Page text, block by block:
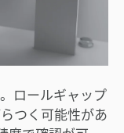
ロールギャップ
つく可能性があ